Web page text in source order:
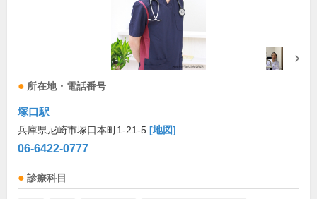
所在地・電話番号
塚口駅
兵庫県尼崎市塚口本町1-21-5 [地図]
06-6422-0777
診療科目